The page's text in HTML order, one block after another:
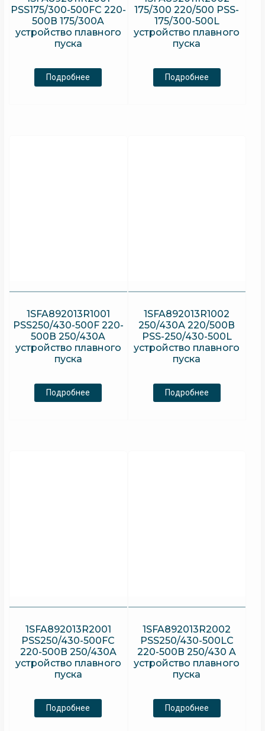
PSS175/300-500FC 220-
500В 175/300A
устройство плавного
пуска
Подробнее
175/300 220/500 PSS-
175/300-500L
устройство плавного
пуска
Подробнее
1SFA892013R1001
PSS250/430-500F 220-
500В 250/430A
устройство плавного
пуска
Подробнее
1SFA892013R1002
250/430А 220/500В
PSS-250/430-500L
устройство плавного
пуска
Подробнее
1SFA892013R2001
PSS250/430-500FC
220-500В 250/430A
устройство плавного
пуска
Подробнее
1SFA892013R2002
PSS250/430-500LC
220-500В 250/430 A
устройство плавного
пуска
Подробнее